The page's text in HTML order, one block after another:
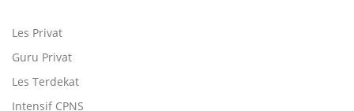
Les Privat
Guru Privat
Les Terdekat
Intensif CPNS